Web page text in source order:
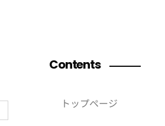
Contents
トップページ